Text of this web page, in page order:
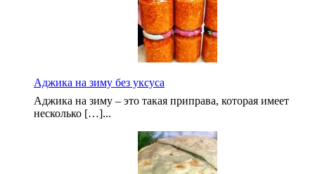
Аджика на зиму без уксуса
Аджика на зиму – это такая приправа, которая имеет
несколько […]...